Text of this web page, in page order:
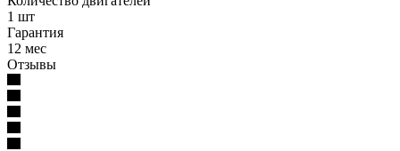
1 шт
Гарантия
12 мес
Отзывы